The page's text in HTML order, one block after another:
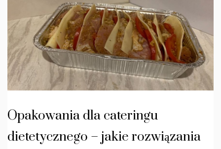
Opakowania dla cateringu
dietetycznego – jakie rozwiązania